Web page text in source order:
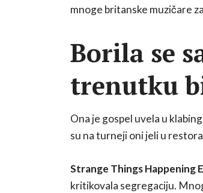
mnoge britanske muzičare
Borila se
trenutku
Ona je gospel uvela u
su na turneji oni jeli u
Strange Things Happening
kritikovala segregaciju.